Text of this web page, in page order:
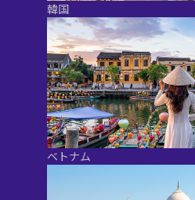
韓国
ベトナム